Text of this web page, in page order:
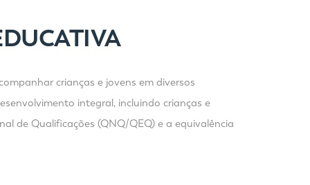
crianças e jovens em diversos
integral, incluindo crianças e
de Qualificações (QNQ/QEQ) e a equivalência